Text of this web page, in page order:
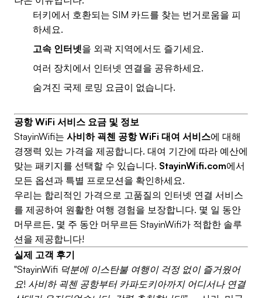
터키에서 호환되는 SIM 카드를 찾는 번거로움을 피
하세요.
고속 인터넷을 외곽 지역에서도 즐기세요.
여러 장치에서 인터넷 연결을 공유하세요.
숨겨진 국제 로밍 요금이 없습니다.
공항 WiFi 서비스 요금 및 정보
StayinWifi는 사비하 괵첸 공항 WiFi 대여 서비스에 대해
경쟁력 있는 가격을 제공합니다. 대여 기간에 따라 예산에
맞는 패키지를 선택할 수 있습니다. StayinWifi.com에서
모든 옵션과 특별 프로모션을 확인하세요.
우리는 합리적인 가격으로 고품질의 인터넷 연결 서비스
를 제공하여 원활한 여행 경험을 보장합니다. 몇 일 동안
머무르든, 몇 주 동안 머무르든 StayinWifi가 적합한 솔루
션을 제공합니다!
실제 고객 후기
"StayinWifi 덕분에 이스탄불 여행이 걱정 없이 즐거웠어
요! 사비하 괵첸 공항부터 카파도키아까지 어디서나 연결